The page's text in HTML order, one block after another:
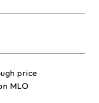
price
MLO
speeds